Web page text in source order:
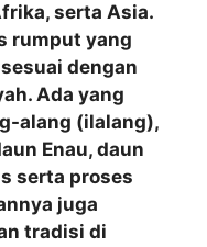
serta Asia.
rumput yang
dengan
Ada yang
alang (ilalang),
Enau, daun
serta proses
juga
tradisi di